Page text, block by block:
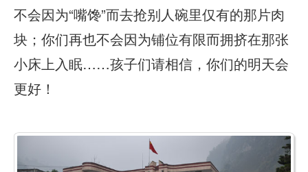
不会因为“嘴馋”而去抢别人碗里仅有的那片肉
块；你们再也不会因为铺位有限而拥挤在那张
小床上入眠……孩子们请相信，你们的明天会
更好！